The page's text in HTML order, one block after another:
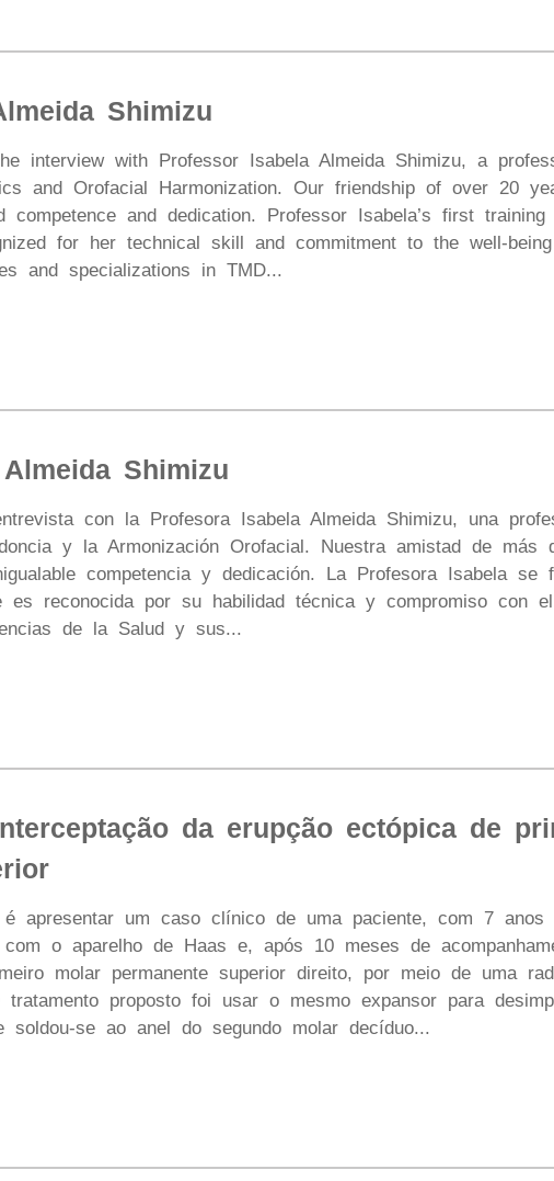
Shimizu
interview with Professor Isabela Almeida Shimizu, a
and Orofacial Harmonization. Our friendship of over 20
competence and dedication. Professor Isabela’s first
for her technical skill and commitment to the well-
and specializations in TMD...
Shimizu
con la Profesora Isabela Almeida Shimizu, una
y la Armonización Orofacial. Nuestra amistad de más
competencia y dedicación. La Profesora Isabela se
es reconocida por su habilidad técnica y compromiso con
de la Salud y sus...
da erupção ectópica de
apresentar um caso clínico de uma paciente, com 7 anos
o aparelho de Haas e, após 10 meses de
molar permanente superior direito, por meio de uma
tratamento proposto foi usar o mesmo expansor para
se ao anel do segundo molar decíduo...